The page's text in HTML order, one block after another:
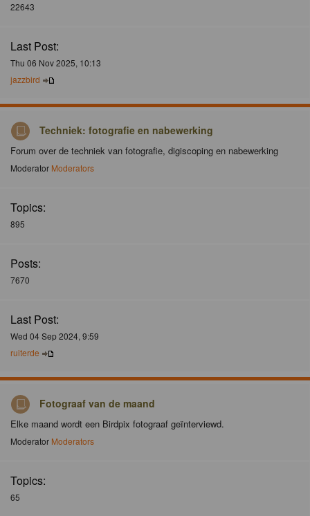
22643
Last Post:
Thu 06 Nov 2025, 10:13
jazzbird
Techniek: fotografie en nabewerking
Forum over de techniek van fotografie, digiscoping en nabewerking
Moderator Moderators
Topics:
895
Posts:
7670
Last Post:
Wed 04 Sep 2024, 9:59
ruiterde
Fotograaf van de maand
Elke maand wordt een Birdpix fotograaf geïnterviewd.
Moderator Moderators
Topics:
65